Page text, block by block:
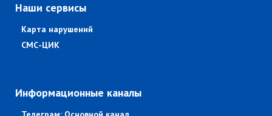
Наши сервисы
Карта нарушений
СМС-ЦИК
Информационные каналы